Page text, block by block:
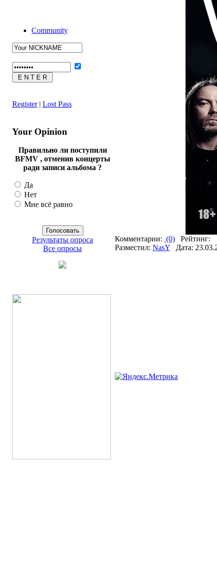
Community
Register| Lost Pass
Your Opinion
Правильно ли поступили
BFMV , отменив концерты
ради записи альбома ?
Да
Нет
Мне всё равно
Результаты опроса
Все опросы
Комментарии: (0) Рейтинг:
Разместил: NasY Дата: